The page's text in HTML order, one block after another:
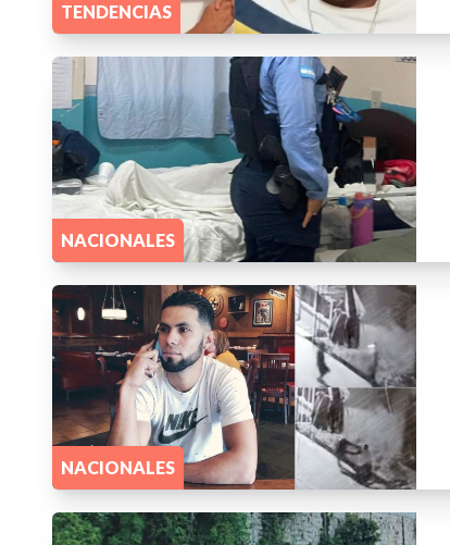
TENDENCIAS
NACIONALES
NACIONALES